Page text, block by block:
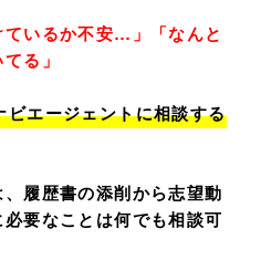
ているか不安…」「なんと
る」
エージェントに相談する
履歴書の添削から志望動
要なことは何でも相談可